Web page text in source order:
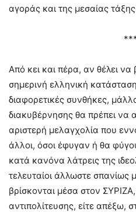
αγοράς και της μεσαίας
Από κει και πέρα, αν θέλει να
σημερινή ελληνική
διαφορετικές συνθήκες,
διακυβέρνησης θα πρέπει να
αριστερή μελαγχολία που
άλλοι, όσοι έφυγαν ή θα
κατά κανόνα λάτρεις της
τελευταίοι άλλωστε σπανίως
βρίσκονται μέσα στον
αντιπολίτευσης, είτε απέξω,